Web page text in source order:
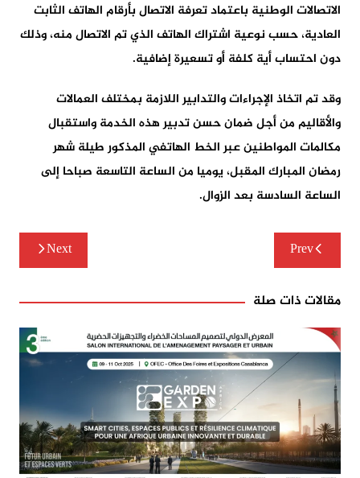
الاتصالات الوطنية باعتماد تعرفة الاتصال بأرقام الهاتف الثابت
العادية، حسب نوعية اشتراك الهاتف الذي تم الاتصال منه، وذلك
دون احتساب أية كلفة أو تسعيرة إضافية.
وقد تم اتخاذ الإجراءات والتدابير اللازمة بمختلف العمالات
والأقاليم من أجل ضمان حسن تدبير هذه الخدمة واستقبال
مكالمات المواطنين عبر الخط الهاتفي المذكور طيلة شهر
رمضان المبارك المقبل، يوميا من الساعة التاسعة صباحا إلى
الساعة السادسة بعد الزوال.
تصفّح
المقالاتPrev
Next
مقالات ذات صلة